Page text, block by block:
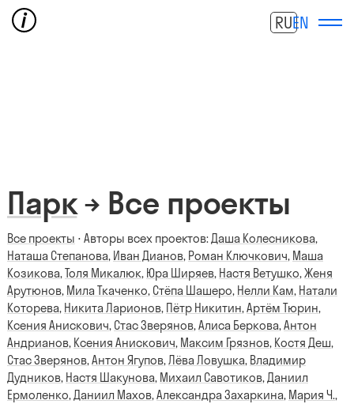
RUEN
Парк→ Все проекты
Все проекты ⋅ Авторы всех проектов:Даша Колесникова,
Наташа Степанова, Иван Дианов, Роман Ключкович, Маша
Козикова,Толя Микалюк, Юра Ширяев, Настя Ветушко,Женя
Арутюнов, Мила Ткаченко, Стёпа Шашеро, Нелли Кам, Натали
Которева, Никита Ларионов, Пётр Никитин,Артём Тюрин,
Ксения Анискович, Стас Зверянов,Алиса Беркова,Антон
Андрианов, Ксения Анискович, Максим Грязнов, Костя Деш,
Стас Зверянов,Антон Ягупов,Лёва Ловушка, Владимир
Дудников, Настя Шакунова, Михаил Савотиков,Даниил
Ермоленко,Даниил Махов,Александра Захаркина, Мария Ч.,